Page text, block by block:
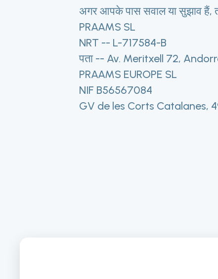
अगर आपके पास सवाल या सुझाव हैं,
PRAAMS SL
NRT -- L-717584-B
पता -- Av. Meritxell 72,
PRAAMS EUROPE SL
NIF B56567084
GV de les Corts Catalanes,